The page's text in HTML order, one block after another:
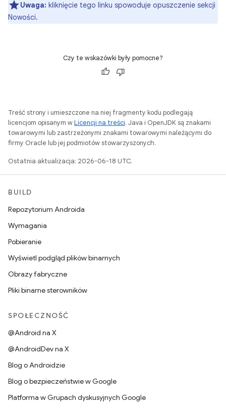
Uwaga: kliknięcie tego linku spowoduje opuszczenie sekcji
Nowości.
Czy te wskazówki były pomocne?
Treść strony i umieszczone na niej fragmenty kodu podlegają
licencjom opisanym wLicencji na treści. Java i OpenJDK są znakami
towarowymi lub zastrzeżonymi znakami towarowymi należącymi do
firmy Oracle lub jej podmiotów stowarzyszonych.
Ostatnia aktualizacja: 2026-06-18 UTC.
BUILD
Repozytorium Androida
Wymagania
Pobieranie
Wyświetl podgląd plików binarnych
Obrazy fabryczne
Pliki binarne sterowników
SPOŁECZNOŚĆ
@Android na X
@AndroidDev na X
Blog o Androidzie
Blog o bezpieczeństwie w Google
Platforma w Grupach dyskusyjnych Google